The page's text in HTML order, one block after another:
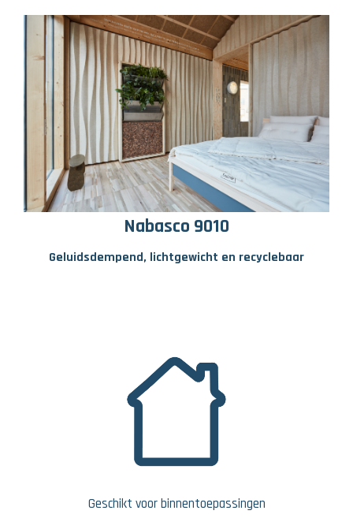
Nabasco 9010
Geluidsdempend, lichtgewicht en recyclebaar
Geschikt voor binnentoepassingen